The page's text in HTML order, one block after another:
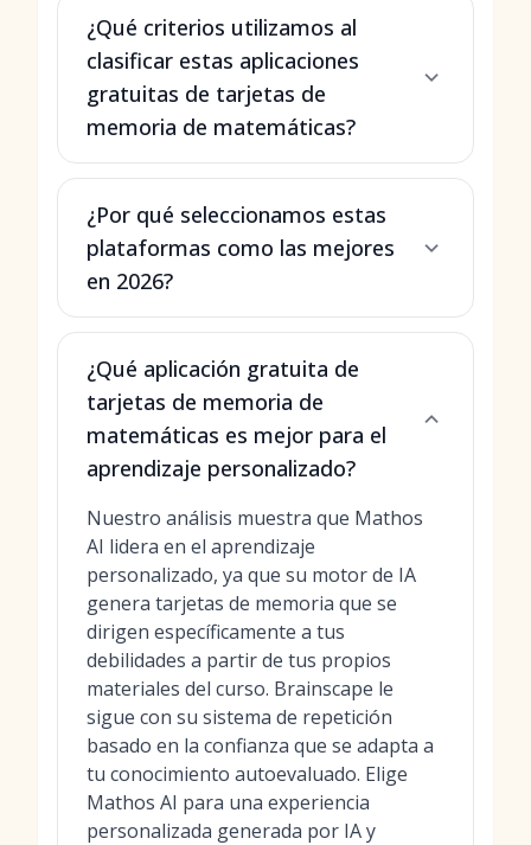
¿Qué criterios utilizamos al
clasificar estas aplicaciones
gratuitas de tarjetas de
memoria de matemáticas?
¿Por qué seleccionamos estas
plataformas como las mejores
en 2026?
¿Qué aplicación gratuita de
tarjetas de memoria de
matemáticas es mejor para el
aprendizaje personalizado?
Nuestro análisis muestra que Mathos
AI lidera en el aprendizaje
personalizado, ya que su motor de IA
genera tarjetas de memoria que se
dirigen específicamente a tus
debilidades a partir de tus propios
materiales del curso. Brainscape le
sigue con su sistema de repetición
basado en la confianza que se adapta a
tu conocimiento autoevaluado. Elige
Mathos AI para una experiencia
personalizada generada por IA y